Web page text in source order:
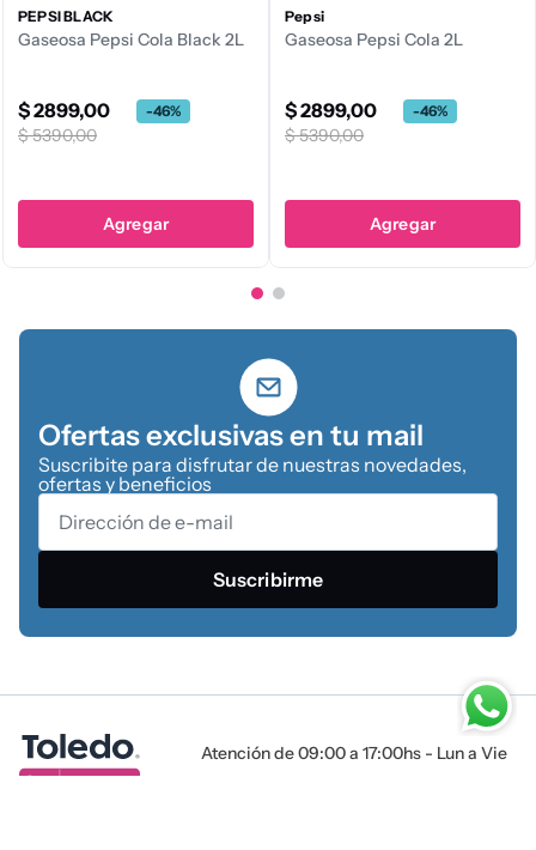
Atención de 09:00 a 17:00hs - Lun a Vie
PEPSI BLACK
Gaseosa Pepsi Cola Black 2L
$5390,00
$2899,00 -46%
Agregar
Pepsi
Gaseosa Pepsi Cola 2L
$5390,00
$2899,00 -46%
Agregar
Ofertas exclusivas en tu mail
Suscribite para disfrutar de nuestras novedades,
ofertas y beneficios
Suscribirme